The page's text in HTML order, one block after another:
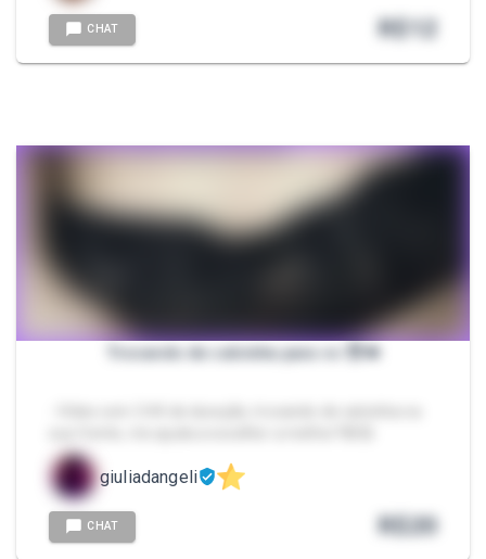
CHAT R$12
Trocando de calcinha para vc 😈🫦
giuliadangeli
CHAT R$20